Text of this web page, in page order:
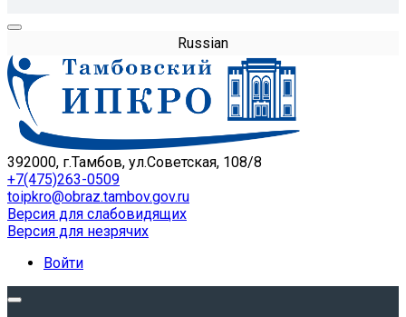
Russian
392000, г.Тамбов, ул.Советская, 108/8
+7(475)263-0509
toipkro@obraz.tambov.gov.ru
Версия для слабовидящих
Версия для незрячих
Войти